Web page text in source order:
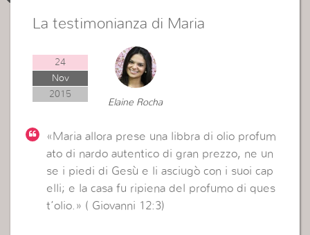
La testimonianza di Maria
24
Nov
2015
Elaine Rocha
«Maria allora prese una libbra di olio profum
ato di nardo autentico di gran prezzo, ne un
se i piedi di Gesù e li asciugò con i suoi cap
elli; e la casa fu ripiena del profumo di ques
t’olio.» ( Giovanni 12:3)